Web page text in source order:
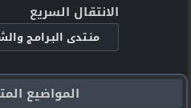
الانتقال السريع
المواضيع